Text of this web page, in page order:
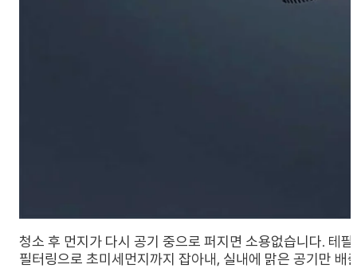
청소 후 먼지가 다시 공기 중으로 퍼지면 소용없습니다. 테
필터링으로 초미세먼지까지 잡아내, 실내에 맑은 공기만